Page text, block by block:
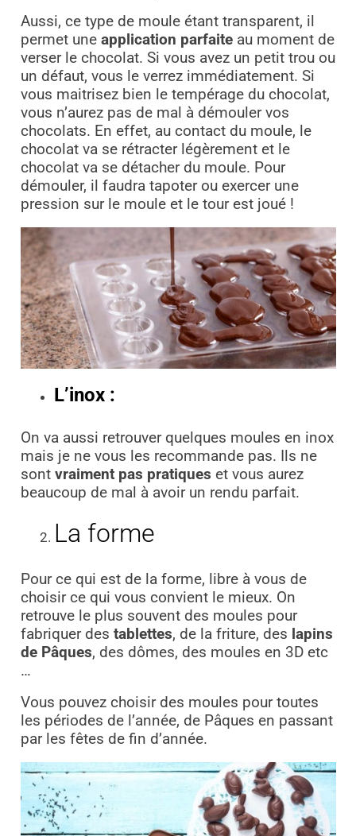
Aussi, ce type de moule étant transparent, il
permet une application parfaiteau moment de
verser le chocolat. Si vous avez un petit trou ou
un défaut, vous le verrez immédiatement. Si
vous maitrisez bien le tempérage du chocolat,
vous n’aurez pas de mal à démouler vos
chocolats. En effet, au contact du moule, le
chocolat va se rétracter légèrement et le
chocolat va se détacher du moule. Pour
démouler, il faudra tapoter ou exercer une
pression sur le moule et le tour est joué !
L’inox :
On va aussi retrouver quelques moules en inox
mais je ne vous les recommande pas. Ils ne
sont vraiment pas pratiques et vous aurez
beaucoup de mal à avoir un rendu parfait.
La forme
Pour ce qui est de la forme, libre à vous de
choisir ce qui vous convient le mieux. On
retrouve le plus souvent des moules pour
fabriquer des tablettes, de la friture, des lapins
de Pâques, des dômes, des moules en 3D etc
…
Vous pouvez choisir des moules pour toutes
les périodes de l’année, de Pâques en passant
par les fêtes de fin d’année.